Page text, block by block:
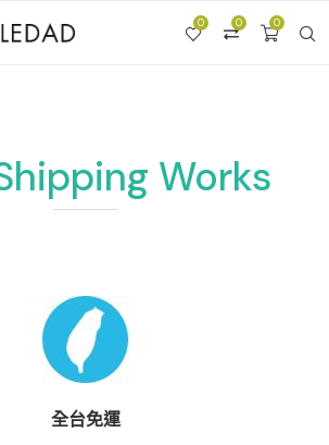
0
0
0
Works
全台免運